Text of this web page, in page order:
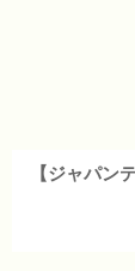
【ジャパ